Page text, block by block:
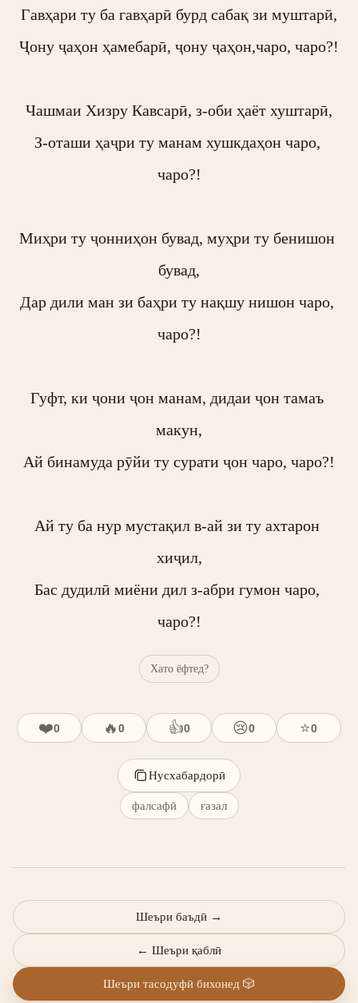
Гавҳари ту ба гавҳарӣ бурд сабақ зи муштарӣ,
Ҷону ҷаҳон ҳамебарӣ, ҷону ҷаҳон,чаро, чаро?!
Чашмаи Хизру Кавсарӣ, з-оби ҳаёт хуштарӣ,
З-оташи ҳаҷри ту манам хушкдаҳон чаро,
чаро?!
Миҳри ту ҷонниҳон бувад, муҳри ту бенишон
бувад,
Дар дили ман зи баҳри ту нақшу нишон чаро,
чаро?!
Гуфт, ки ҷони ҷон манам, дидаи ҷон тамаъ
макун,
Ай бинамуда рӯйи ту сурати ҷон чаро, чаро?!
Ай ту ба нур мустақил в-ай зи ту ахтарон
хиҷил,
Бас дудилӣ миёни дил з-абри гумон чаро,
чаро?!
Хато ёфтед?
❤️0 🔥0 👍0 😢0 ⭐0
Нусхабардорӣ
фалсафӣ ғазал
← Шеъри қаблӣ
Шеъри баъдӣ →
Шеъри тасодуфӣ бихонед 🎲